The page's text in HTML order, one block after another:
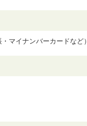
マイナンバーカードなど）